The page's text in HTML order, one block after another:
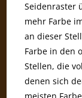
Seidenraster
mehr Farbe
an dieser
Farbe in den
Stellen, die
denen sich